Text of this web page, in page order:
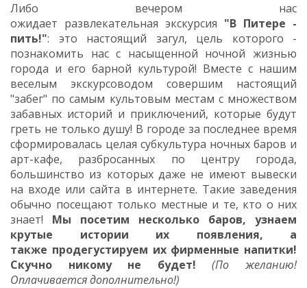
Либо вечером нас
ожидает развлекательная экскурсия "В Питере -
пить!": это настоящий загул, цель которого -
познакомить нас с насыщенной ночной жизнью
города и его барной культурой! Вместе с нашим
веселым экскурсоводом совершим настоящий
"забег" по самым культовым местам с множеством
забавных историй и приключений, которые будут
греть не только душу! В городе за последнее время
сформировалась целая субкультура ночных баров и
арт-кафе, разбросанных по центру города,
большинство из которых даже не имеют вывески
на входе или сайта в интернете. Такие заведения
обычно посещают только местные и те, кто о них
знает! Мы посетим несколько баров, узнаем
крутые истории их появления, а
также продегустируем их фирменные напитки!
Скучно никому не будет!
(По желанию!
Оплачивается дополнительно!)